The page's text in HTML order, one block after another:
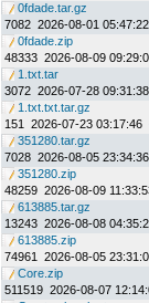
0fdade.tar.gz
7082 2026-08-01 05:47:22
0fdade.zip
48333 2026-08-09
1.txt.tar
3072 2026-07-28 09:31:38
1.txt.txt.tar.gz
151
2026-07-23 03:17:46
351280.tar.gz
7028 2026-08-05 23:34:36
351280.zip
48259 2026-08-09
613885.tar.gz
13243 2026-08-08
613885.zip
74961
2026-08-05
Core.zip
511519 2026-08-07